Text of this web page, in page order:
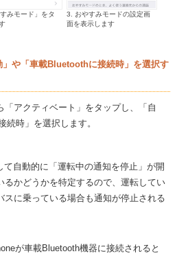
みモード」をタ
3. おやすみモードの設定画
面を表示します
や「車載Bluetoothに接続時」を選択す
「アクティベート」をタップし、「自
続時」を選択します。
自動的に「運転中の通知を停止」が開
るかどうかを特定するので、運転してい
スに乗っている場合も通知が停止される
が車載Bluetooth機器に接続されると